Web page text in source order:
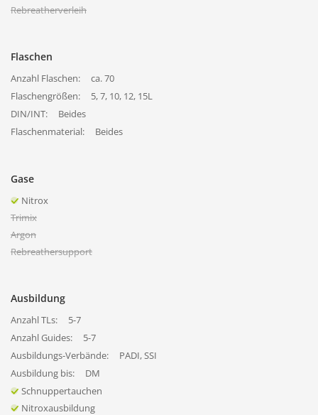
Rebreatherverleih
Flaschen
Anzahl Flaschen:
ca. 70
Flaschengrößen:
5, 7, 10, 12, 15L
DIN/INT:
Beides
Flaschenmaterial:
Beides
Gase
Nitrox
Trimix
Argon
Rebreathersupport
Ausbildung
Anzahl TLs:
5-7
Anzahl Guides:
5-7
Ausbildungs-Verbände:
PADI, SSI
Ausbildung bis:
DM
Schnuppertauchen
Nitroxausbildung